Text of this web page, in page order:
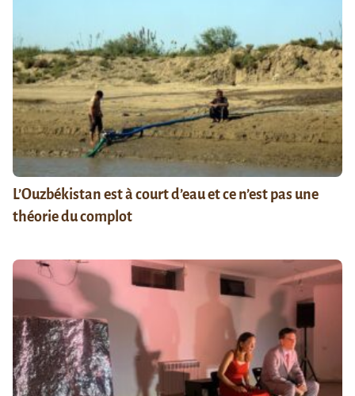
L’Ouzbékistan est à court d’eau et ce n’est pas une
théorie du complot